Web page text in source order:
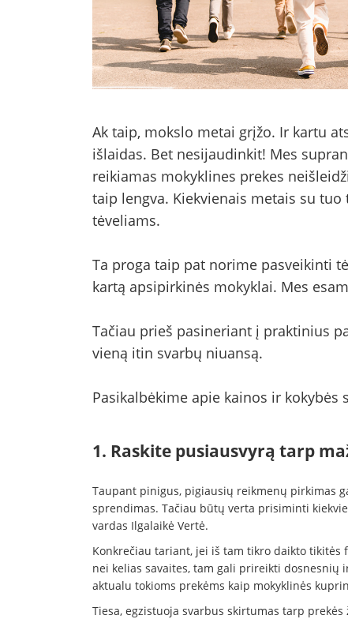
Ak taip, mokslo metai grįžo. Ir kartu
išlaidas. Bet nesijaudinkit! Mes
reikiamas mokyklines prekes
taip lengva. Kiekvienais metais su
tėveliams.
Ta proga taip pat norime pasveikinti
kartą apsipirkinės mokyklai. Mes
Tačiau prieš pasineriant į praktinius
vieną itin svarbų niuansą.
Pasikalbėkime apie kainos ir kokybės
1. Raskite pusiausvyrą tarp
Taupant pinigus, pigiausių reikmenų pirkimas
sprendimas. Tačiau būtų verta prisiminti
vardas Ilgalaikė Vertė.
Konkrečiau tariant, jei iš tam tikro daikto tikitės
nei kelias savaites, tam gali prireikti dosnesnių
aktualu tokioms prekėms kaip mokyklinės
Tiesa, egzistuoja svarbus skirtumas tarp